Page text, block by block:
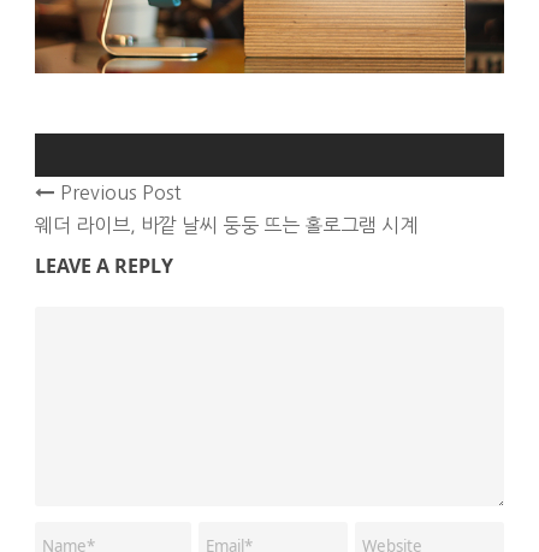
Previous Post
웨더 라이브, 바깥 날씨 둥둥 뜨는 홀로그램 시계
LEAVE A REPLY